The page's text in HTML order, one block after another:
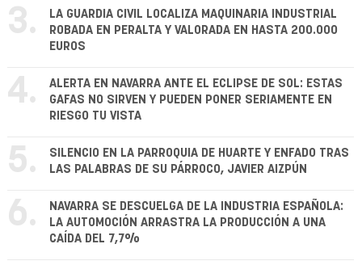
3.
LA GUARDIA CIVIL LOCALIZA MAQUINARIA INDUSTRIAL
ROBADA EN PERALTA Y VALORADA EN HASTA 200.000
EUROS
4.
ALERTA EN NAVARRA ANTE EL ECLIPSE DE SOL: ESTAS
GAFAS NO SIRVEN Y PUEDEN PONER SERIAMENTE EN
RIESGO TU VISTA
5.
SILENCIO EN LA PARROQUIA DE HUARTE Y ENFADO TRAS
LAS PALABRAS DE SU PÁRROCO, JAVIER AIZPÚN
6.
NAVARRA SE DESCUELGA DE LA INDUSTRIA ESPAÑOLA:
LA AUTOMOCIÓN ARRASTRA LA PRODUCCIÓN A UNA
CAÍDA DEL 7,7%